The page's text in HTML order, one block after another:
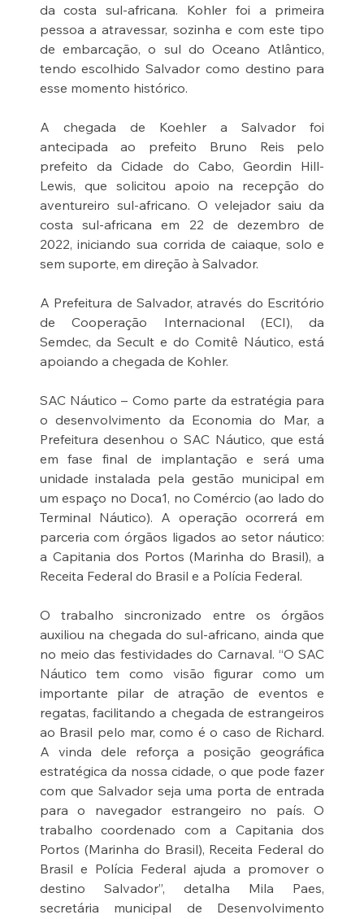
da costa sul-africana. Kohler foi a primeira
pessoa a atravessar, sozinha e com este tipo
de embarcação, o sul do Oceano Atlântico,
tendo escolhido Salvador como destino para
esse momento histórico.
A chegada de Koehler a Salvador foi
antecipada ao prefeito Bruno Reis pelo
prefeito da Cidade do Cabo, Geordin Hill-
Lewis, que solicitou apoio na recepção do
aventureiro sul-africano. O velejador saiu da
costa sul-africana em 22 de dezembro de
2022, iniciando sua corrida de caiaque, solo e
sem suporte, em direção à Salvador.
A Prefeitura de Salvador, através do Escritório
de Cooperação Internacional (ECI), da
Semdec, da Secult e do Comitê Náutico, está
apoiando a chegada de Kohler.
SAC Náutico – Como parte da estratégia para
o desenvolvimento da Economia do Mar, a
Prefeitura desenhou o SAC Náutico, que está
em fase final de implantação e será uma
unidade instalada pela gestão municipal em
um espaço no Doca1, no Comércio (ao lado do
Terminal Náutico). A operação ocorrerá em
parceria com órgãos ligados ao setor náutico:
a Capitania dos Portos (Marinha do Brasil), a
Receita Federal do Brasil e a Polícia Federal.
O trabalho sincronizado entre os órgãos
auxiliou na chegada do sul-africano, ainda que
no meio das festividades do Carnaval. “O SAC
Náutico tem como visão figurar como um
importante pilar de atração de eventos e
regatas, facilitando a chegada de estrangeiros
ao Brasil pelo mar, como é o caso de Richard.
A vinda dele reforça a posição geográfica
estratégica da nossa cidade, o que pode fazer
com que Salvador seja uma porta de entrada
para o navegador estrangeiro no país. O
trabalho coordenado com a Capitania dos
Portos (Marinha do Brasil), Receita Federal do
Brasil e Polícia Federal ajuda a promover o
destino Salvador”, detalha Mila Paes,
secretária municipal de Desenvolvimento